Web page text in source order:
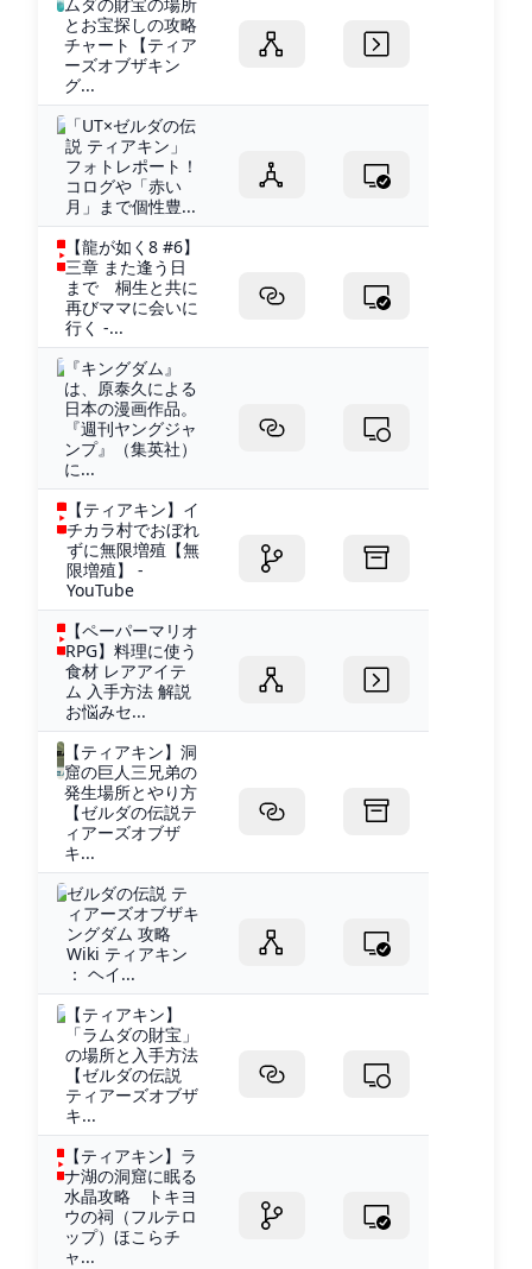
とお宝探しの攻略
チャート【ティア
ーズオブザキン
グ...
「UT×ゼルダの伝
説 ティアキン」
フォトレポート！
コログや「赤い
月」まで個性豊...
【龍が如く8 #6】
三章 また逢う日
まで 桐生と共に
再びママに会いに
行く -...
『キングダム』
は、原泰久による
日本の漫画作品。
『週刊ヤングジャ
ンプ』（集英社）
に...
【ティアキン】イ
チカラ村でおぼれ
ずに無限増殖【無
限増殖】 -
YouTube
【ペーパーマリオ
RPG】料理に使う
食材 レアアイテ
ム 入手方法 解説
お悩みセ...
【ティアキン】洞
窟の巨人三兄弟の
発生場所とやり方
【ゼルダの伝説テ
ィアーズオブザ
キ...
ゼルダの伝説 テ
ィアーズオブザキ
ングダム 攻略
Wiki ティアキン
： ヘイ...
【ティアキン】
「ラムダの財宝」
の場所と入手方法
【ゼルダの伝説
ティアーズオブザ
キ...
【ティアキン】ラ
ナ湖の洞窟に眠る
水晶攻略 トキヨ
ウの祠（フルテロ
ップ）ほこらチ
ャ...